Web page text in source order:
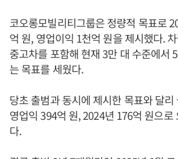
코오롱모빌리티그룹은 정량적 목표로
억 원, 영업이익 1천억 원을 제시했다.
중고차를 포함해 현재 3만 대 수준에서
는 목표를 세웠다.
당초 출범과 동시에 제시한 목표와 달
영업익 394억 원, 2024년 176억 원으로
다.